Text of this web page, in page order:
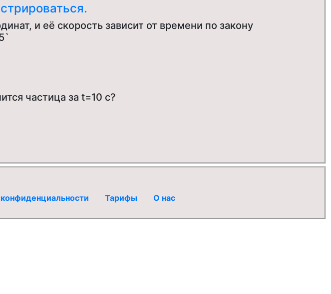
и её скорость зависит от времени по закону
частица за t=10 с?
Тарифы О нас